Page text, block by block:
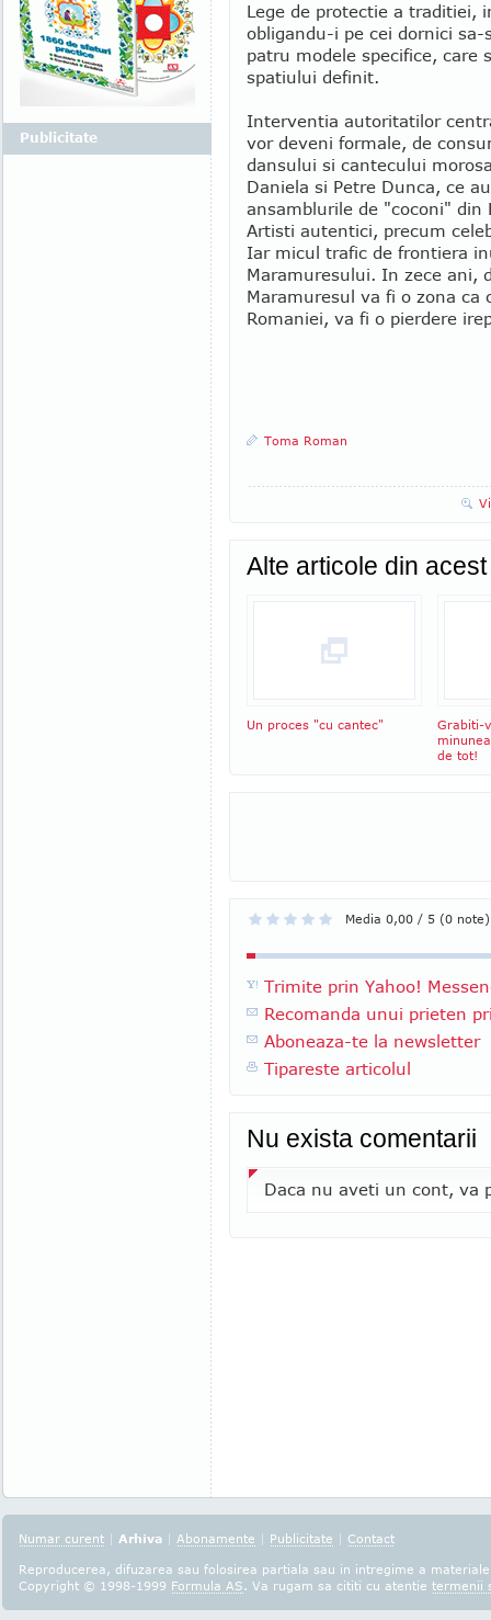
Lege de protectie a traditiei,
obligandu-i pe cei dornici
patru modele specifice, care
spatiului definit.
Interventia autoritatilor
vor deveni formale, de
dansului si cantecului
Daniela si Petre Dunca, ce
ansamblurile de "coconi" din
Artisti autentici, precum
Iar micul trafic de frontiera
Maramuresului. In zece ani,
Maramuresul va fi o zona ca
Romaniei, va fi o pierdere
Toma Roman
Alte articole din
Un proces "cu cantec"
Grabiti-
de tot!
Media 0,00 / 5 (0 note)
Trimite prin Yahoo!
Recomanda unui prieten
Aboneaza-te la newsletter
Tipareste articolul
Nu exista comentarii
Daca nu aveti un cont, va
Publicitate
Numar curent | Arhiva | Abonamente | Publicitate | Contact
Reproducerea, difuzarea sau folosirea partiala sau in intregime a
Copyright © 1998-1999 Formula AS. Va rugam sa cititi cu atentie termenii